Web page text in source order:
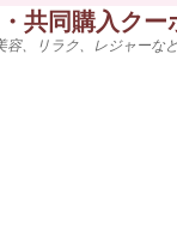
共同購入ク
、リラク、レジャー